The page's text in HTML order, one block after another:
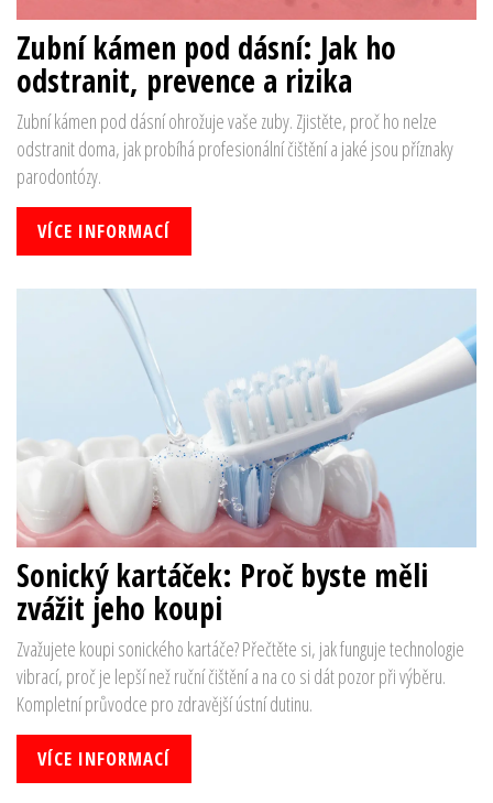
Zubní kámen pod dásní: Jak ho
odstranit, prevence a rizika
Zubní kámen pod dásní ohrožuje vaše zuby. Zjistěte, proč ho nelze
odstranit doma, jak probíhá profesionální čištění a jaké jsou příznaky
parodontózy.
VÍCE INFORMACÍ
Sonický kartáček: Proč byste měli
zvážit jeho koupi
Zvažujete koupi sonického kartáče? Přečtěte si, jak funguje technologie
vibrací, proč je lepší než ruční čištění a na co si dát pozor při výběru.
Kompletní průvodce pro zdravější ústní dutinu.
VÍCE INFORMACÍ